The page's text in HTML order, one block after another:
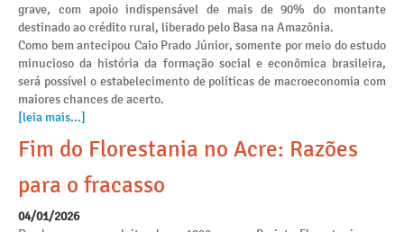
grave, com apoio indispensável de mais de 90% do montante
destinado ao crédito rural, liberado pelo Basa na Amazônia.
Como bem antecipou Caio Prado Júnior, somente por meio do estudo
minucioso da história da formação social e econômica brasileira,
será possível o estabelecimento de políticas de macroeconomia com
maiores chances de acerto.
[leia mais...]
Fim do Florestania no Acre: Razões
para o fracasso
04/01/2026